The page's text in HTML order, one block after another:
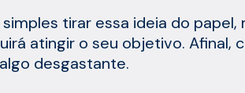
tirar essa ideia do papel,
atingir o seu objetivo. Afinal,
desgastante.